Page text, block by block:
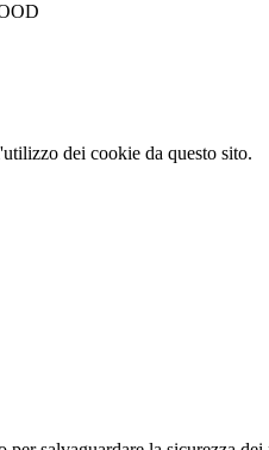
dei cookie da questo sito.